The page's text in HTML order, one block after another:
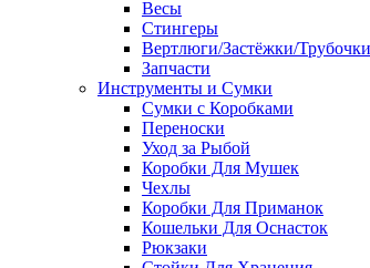
Весы
Стингеры
Вертлюги/Застёжки/Трубочки
Запчасти
Инструменты и Сумки
Сумки с Коробками
Переноски
Уход за Рыбой
Коробки Для Мушек
Чехлы
Коробки Для Приманок
Кошельки Для Оснасток
Рюкзаки